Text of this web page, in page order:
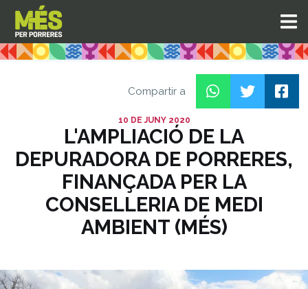
Compartir a
10 DE JUNY 2020
L'AMPLIACIÓ DE LA
DEPURADORA DE PORRERES,
FINANÇADA PER LA
CONSELLERIA DE MEDI
AMBIENT (MÉS)